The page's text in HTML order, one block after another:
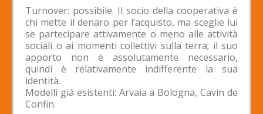
Turnover: possibile. Il socio della cooperativa è
chi mette il denaro per l’acquisto, ma sceglie lui
se partecipare attivamente o meno alle attività
sociali o ai momenti collettivi sulla terra; il suo
apporto non è assolutamente necessario,
quindi è relativamente indifferente la sua
identità.
Modelli già esistenti: Arvaia a Bologna, Cavin de
Confin.